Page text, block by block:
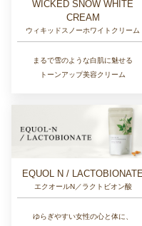
WICKED SNOW WHITE
CREAM
ウィキッドスノーホワイトクリーム
まるで雪のような白肌に魅せる
トーンアップ美容クリーム
EQUOL N /
エクオールN／ラクトビオン酸
ゆらぎやすい女性の心と体に、